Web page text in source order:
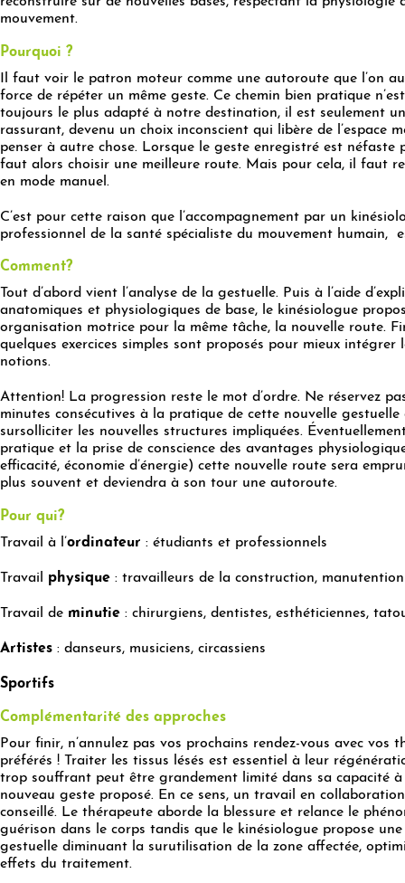
mouvement.
Pourquoi ?
Il faut voir le patron moteur comme une autoroute que l’on
force de répéter un même geste. Ce chemin bien pratique
toujours le plus adapté à notre destination, il est seulement
rassurant, devenu un choix inconscient qui libère de l’espace
penser à autre chose. Lorsque le geste enregistré est néfaste
faut alors choisir une meilleure route. Mais pour cela, il faut
en mode manuel.
C’est pour cette raison que l’accompagnement par un
professionnel de la santé spécialiste du mouvement humain,
Comment?
Tout d’abord vient l’analyse de la gestuelle. Puis à l’aide
anatomiques et physiologiques de base, le kinésiologue
organisation motrice pour la même tâche, la nouvelle route.
quelques exercices simples sont proposés pour mieux intégrer
notions.
Attention! La progression reste le mot d’ordre. Ne réservez
minutes consécutives à la pratique de cette nouvelle gestuelle
sursolliciter les nouvelles structures impliquées.
pratique et la prise de conscience des avantages
efficacité, économie d’énergie) cette nouvelle route sera
plus souvent et deviendra à son tour une autoroute.
Pour qui?
Travail à l’ordinateur : étudiants et professionnels
Travail physique : travailleurs de la construction,
Travail de minutie : chirurgiens, dentistes, esthéticiennes,
Artistes : danseurs, musiciens, circassiens
Sportifs
Complémentarité des approches
Pour finir, n’annulez pas vos prochains rendez-vous avec vos
préférés ! Traiter les tissus lésés est essentiel à leur
trop souffrant peut être grandement limité dans sa capacité
nouveau geste proposé. En ce sens, un travail en
conseillé. Le thérapeute aborde la blessure et relance le
guérison dans le corps tandis que le kinésiologue propose
gestuelle diminuant la surutilisation de la zone affectée,
effets du traitement.